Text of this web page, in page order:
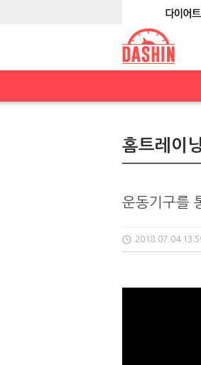
홈트레이
운동기구를
2018.07.04